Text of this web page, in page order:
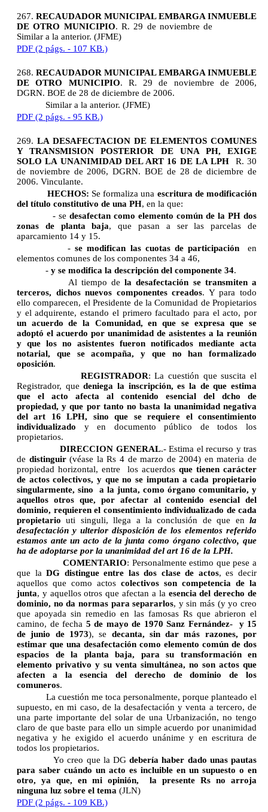
267. RECAUDADOR MUNICIPAL EMBARGA INMUEBLE
DE OTRO MUNICIPIO. R. 29 de noviembre de
Similar a la anterior. (JFME)
PDF (2 págs. - 107 KB.)
268. RECAUDADOR MUNICIPAL EMBARGA INMUEBLE
DE OTRO MUNICIPIO. R. 29 de noviembre de 2006,
DGRN. BOE de 28 de diciembre de 2006.
Similar a la anterior. (JFME)
PDF (2 págs. - 95 KB.)
269. LA DESAFECTACION DE ELEMENTOS COMUNES
Y TRANSMISION POSTERIOR DE UNA PH, EXIGE
SOLO LA UNANIMIDAD DEL ART 16 DE LA LPH
R. 30
de noviembre de 2006, DGRN. BOE de 28 de diciembre de
2006. Vinculante.
HECHOS: Se formaliza una escritura de modificación
del título constitutivo de una PH, en la que:
- se desafectan como elemento común de la PH dos
zonas de planta baja, que pasan a ser las parcelas de
aparcamiento 14 y 15.
-se modifican las cuotas de participación
en
elementos comunes de los componentes 34 a 46,
- y se modifica la descripción del componente 34.
Al tiempo dela desafectación se transmiten a
terceros, dichos nuevos componentes creados. Y para todo
ello comparecen, el Presidente de la Comunidad de Propietarios
y el adquirente, estando el primero facultado para el acto, por
un acuerdo de la Comunidad, en que se expresa que se
adoptó el acuerdo por unanimidad de asistentes a la reunión
y que los no asistentes fueron notificados mediante acta
notarial, que se acompaña, y que no han formalizado
oposición.
REGISTRADOR: La cuestión que suscita el
Registrador, quedeniega la inscripción, es la de que estima
que el acto afecta al contenido esencial del dcho de
propiedad, y que por tanto no basta la unanimidad negativa
del art 16 LPH, sino que se requiere el consentimiento
individualizado y en documento público de todos los
propietarios.
DIRECCION GENERAL.- Estima el recurso y tras
de distinguir(véase la Rs 4 de marzo de 2004) en materia de
propiedad horizontal, entre
los acuerdos que tienen carácter
de actos colectivos, y que no se imputan a cada propietario
singularmente, sino
a la junta, como órgano comunitario, y
aquellos otros que, por afectar al contenido esencial del
dominio, requieren el consentimiento individualizado de cada
propietario uti singuli, llega a la conclusión de que en la
desafectación y ulterior disposición de los elementos referido
estamos ante un acto de la junta como órgano colectivo, que
ha de adoptarse por la unanimidad del art 16 de la LPH.
COMENTARIO: Personalmente estimo que pese a
que laDG distingue entre las dos clase de actos, es decir
aquellos que como actos colectivos son competencia de la
junta, y aquellos otros que afectan a la esencia del derecho de
dominio, no da normas para separarlos, y sin más (y yo creo
que apoyada sin remedio en las famosas Rs que abrieron el
camino, de fecha 5 de mayo de 1970 Sanz Fernández-
y 15
de junio de 1973), se decanta, sin dar más razones, por
estimar que una desafectación como elemento común de dos
espacios de la planta baja, para su transformación en
elemento privativo y su venta simultánea, no son actos que
afecten a la esencia del derecho de dominio de los
comuneros.
La cuestión me toca personalmente, porque planteado el
supuesto, en mi caso, de la desafectación y venta a tercero, de
una parte importante del solar de una Urbanización, no tengo
claro de que baste para ello un simple acuerdo por unanimidad
negativa y he exigido el acuerdo unánime y en escritura de
todos los propietarios.
Yo creo que la DGdebería haber dado unas pautas
para saber cuándo un acto es incluible en un supuesto o en
otro, ya que, en mi opinión,
la presente Rs no arroja
ninguna luz sobre el tema (JLN)
PDF (2 págs. - 109 KB.)